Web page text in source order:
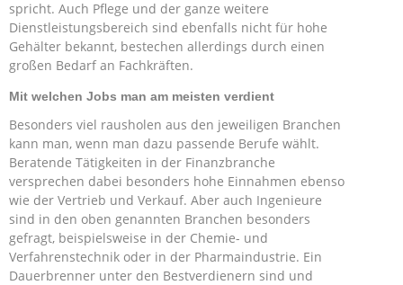
spricht. Auch Pflege und der ganze weitere
Dienstleistungsbereich sind ebenfalls nicht für hohe
Gehälter bekannt, bestechen allerdings durch einen
großen Bedarf an Fachkräften.
Mit welchen Jobs man am meisten verdient
Besonders viel rausholen aus den jeweiligen Branchen
kann man, wenn man dazu passende Berufe wählt.
Beratende Tätigkeiten in der Finanzbranche
versprechen dabei besonders hohe Einnahmen ebenso
wie der Vertrieb und Verkauf. Aber auch Ingenieure
sind in den oben genannten Branchen besonders
gefragt, beispielsweise in der Chemie- und
Verfahrenstechnik oder in der Pharmaindustrie. Ein
Dauerbrenner unter den Bestverdienern sind und